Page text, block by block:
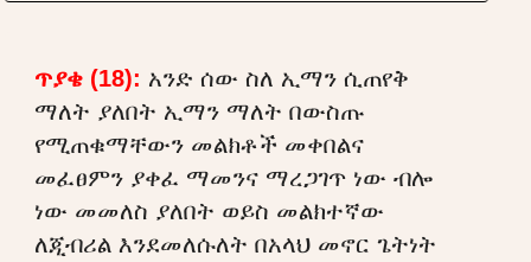
ጥያቄ (18): አንድ ሰው ስለ ኢማን ሲጠየቅ
ማለት ያለበት ኢማን ማለት በውስጡ
የሚጠቁማቸውን መልክቶች መቀበልና
መፈፀምን ያቀፈ ማመንና ማረጋገጥ ነው ብሎ
ነው መመለስ ያለበት ወይስ መልክተኛው
ለጂብሪል እንደመለሱለት በአላህ መኖር ጌትነት